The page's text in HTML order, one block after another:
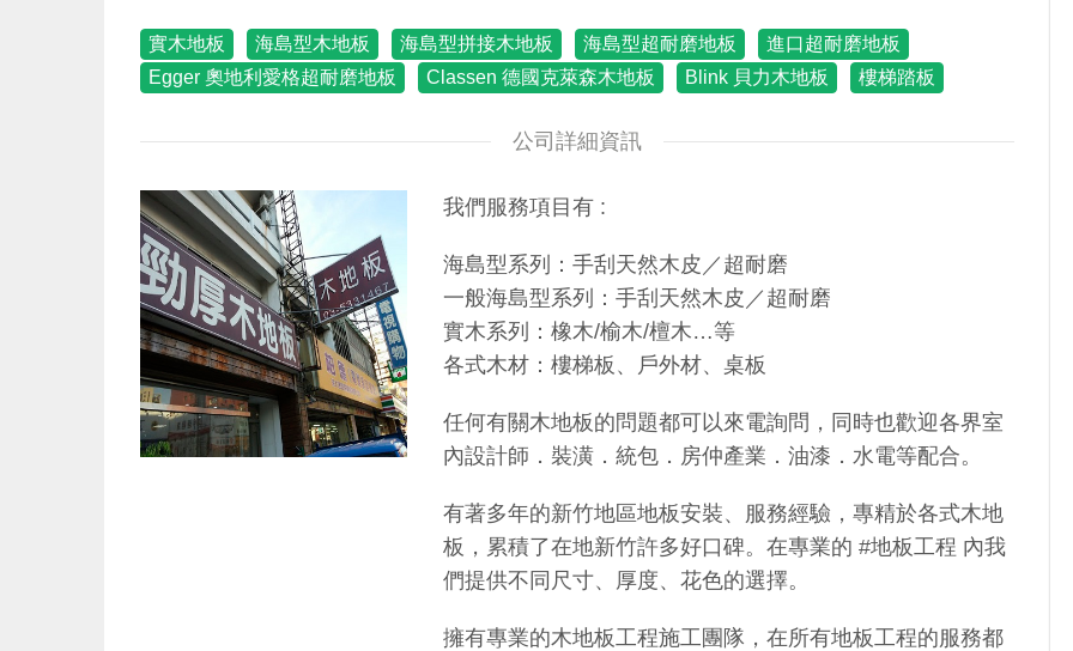
實木地板 海島型木地板 海島型拼接木地板 海島型超耐磨地板
進口超耐磨地板
Egger 奧地利愛格超耐磨地板
Classen 德國克萊森木地板 Blink 貝力木地板 樓梯踏板
公司詳細資訊
我們服務項目有 :
海島型系列：手刮天然木皮／超耐磨
一般海島型系列：手刮天然木皮／超耐磨
實木系列：橡木/榆木/檀木…等
各式木材：樓梯板、戶外材、桌板
任何有關木地板的問題都可以來電詢問，同時也歡迎各界室
內設計師．裝潢．統包．房仲產業．油漆．水電等配合。
有著多年的新竹地區地板安裝、服務經驗，專精於各式木地
板，累積了在地新竹許多好口碑。在專業的 #地板工程 內我
們提供不同尺寸、厚度、花色的選擇。
擁有專業的木地板工程施工團隊，在所有地板工程的服務都